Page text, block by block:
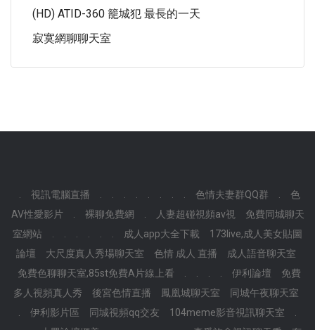
(HD) ATID-360 籠城犯 最長的一天
寂寞網聊聊天室
視訊電腦直播 色情夫妻群QQ群
色
AV性愛影片
裸聊免費網 人妻超碰視頻av視
免費同城聊天
室網站
成人app大全下載
173live,成人美女貼圖
論壇
大尺度真人秀場聊天室 色情 成人 直播
成人語音聊天室
免費色聊聊天室,85st免費A片線上看
伊利論壇
免費
多人視頻真人秀
後宮色情直播 鳳凰城聊天室
同城午夜聊天室
伊利影片區 同城視頻qq交友 104meme影音視訊聊天室